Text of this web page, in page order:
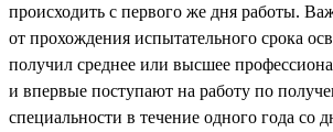
происходить с первого же дня работы.
от прохождения испытательного срока
получил среднее или высшее
и впервые поступают на работу по
специальности в течение одного года со